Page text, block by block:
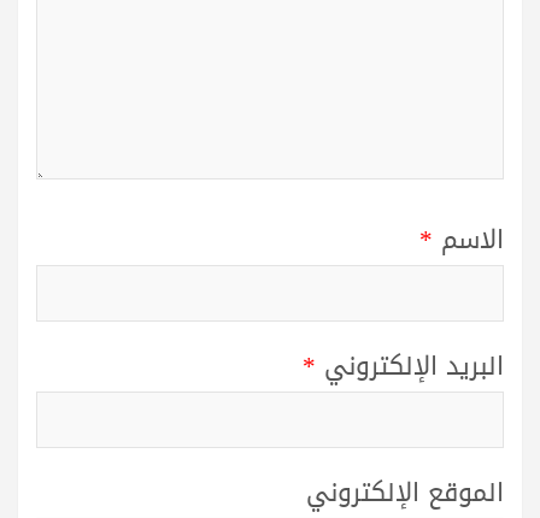
الاسم *
البريد الإلكتروني *
الموقع الإلكتروني